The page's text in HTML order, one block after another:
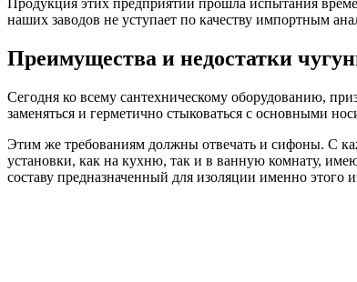
наших заводов не уступает по качеству импортным
Преимущества и недостатки
Сегодня ко всему сантехническому оборудованию,
заменяться и герметично стыковаться с основными
Этим же требованиям должны отвечать и сифоны. С
установки, как на кухню, так и в ванную комнату,
составу предназначенный для изоляции именно этого